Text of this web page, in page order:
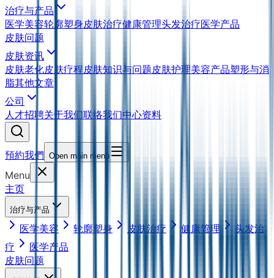
治疗与产品
医学美容轮廓塑身皮肤治疗健康管理头发治疗医学产品
皮肤问题
皮肤资讯
皮肤老化皮肤疗程皮肤知识与问题皮肤护理美容产品塑形与消
脂其他文章
公司
人才招聘关于我们联络我们中心资料
預約我們 Open main menu
Menu
主页
治疗与产品
医学美容 轮廓塑身 皮肤治疗 健康管理
头发治
疗
医学产品
皮肤问题